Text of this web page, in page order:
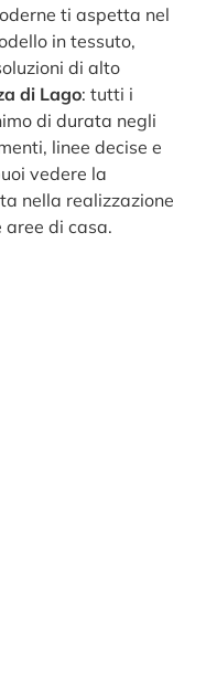
ti aspetta nel
in tessuto,
di alto
di Lago: tutti i
di durata negli
linee decise e
vedere la
nella realizzazione
di casa.